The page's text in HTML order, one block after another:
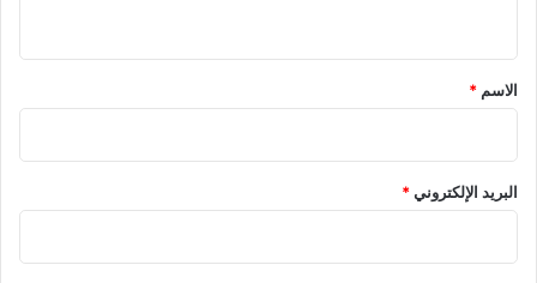
*
الاسم *
البريد الإلكتروني*